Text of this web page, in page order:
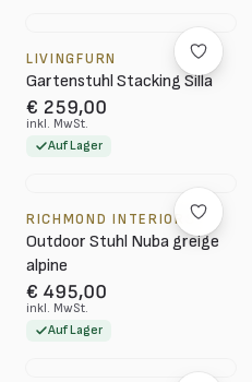
LIVINGFURN
Gartenstuhl Stacking Silla
€ 259,00
inkl. MwSt.
Auf Lager
RICHMOND INTERIORS
Outdoor Stuhl Nuba greige
alpine
€ 495,00
inkl. MwSt.
Auf Lager